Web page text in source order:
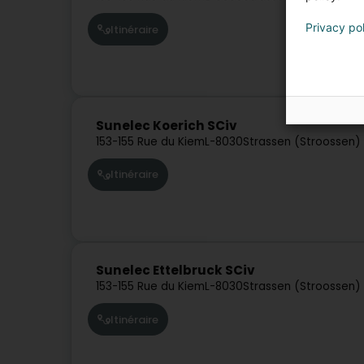
Itinéraire
Sunelec Koerich SCiv
153-155 Rue du KiemL-8030Strassen (Stroossen)
Itinéraire
Sunelec Ettelbruck SCiv
153-155 Rue du KiemL-8030Strassen (Stroossen)
Itinéraire
Privacy